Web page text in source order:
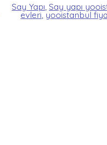
Say Yapı Say yapı
evleri yooistanbul